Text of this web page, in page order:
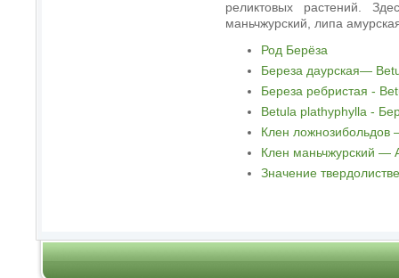
реликтовых растений.
маньчжурский, липа
Род Берёза
Береза даурская—
Береза ребристая -
Betula plathyphylla -
Клен ложнозибольдов
Клен маньчжурский —
Значение